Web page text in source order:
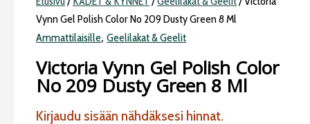
Vynn Gel Polish Color No 209 Dusty Green 8 Ml
Ammattilaisille, Geelilakat & Geelit
Victoria Vynn Gel Polish Color
No 209 Dusty Green 8 Ml
Kirjaudu sisään nähdäksesi hinnat.